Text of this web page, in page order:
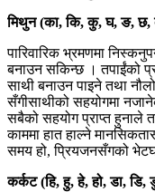
मिथुन (का, कि, कु, घ, ङ, छ,
पारिवारिक भ्रमणमा
बनाउन सकिन्छ । तपाईंको
साथी बनाउन पाइने तथा
सँगीसाथीको सहयोगमा
सबैको सहयोग प्राप्त हुनाले
काममा हात हाल्ने
समय हो, प्रियजनसँगको
कर्कट (हि, हु, हे, हो, डा, डि,